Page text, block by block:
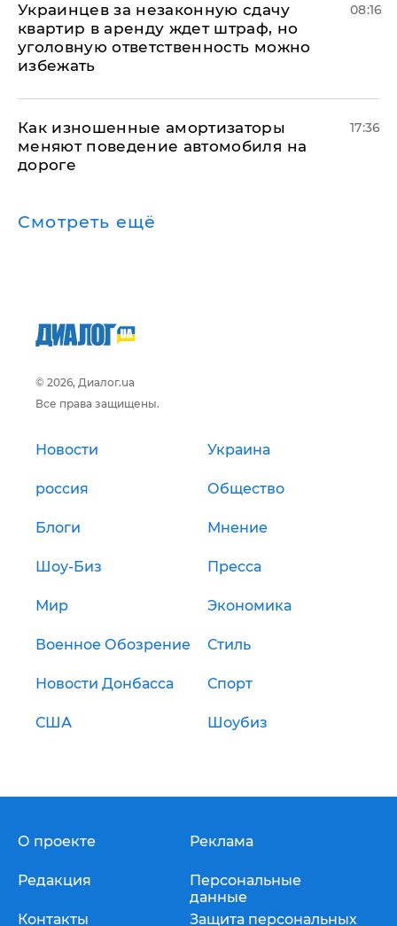
Украинцев за незаконную сдачу
квартир в аренду ждет штраф, но
уголовную ответственность можно
избежать
08:16
Как изношенные амортизаторы
меняют поведение автомобиля на
дороге
17:36
Смотреть ещё
© 2026, Диалог.ua
Все права защищены.
Новости Украина
россия Общество
Блоги Мнение
Шоу-Биз Пресса
Мир Экономика
Военное Обозрение Стиль
Новости Донбасса Спорт
США Шоубиз
О проекте
Редакция
Контакты
Реклама
Персональные
данные
Защита персональных